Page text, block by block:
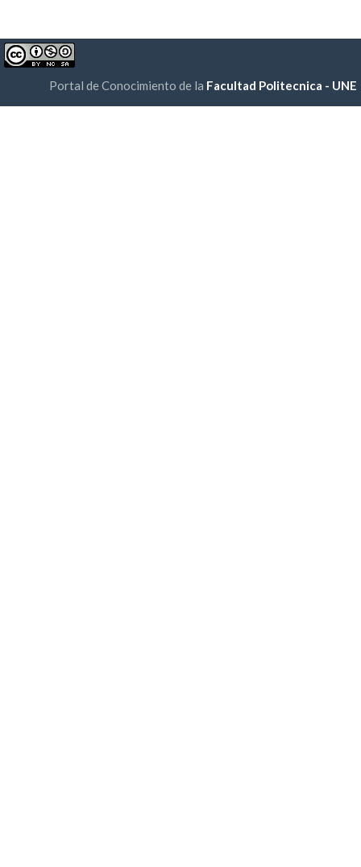
Portal de Conocimiento de la Facultad Politecnica - UNE